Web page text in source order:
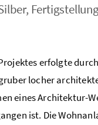
erfolgte
locher
eines Architektur-
ist. Die